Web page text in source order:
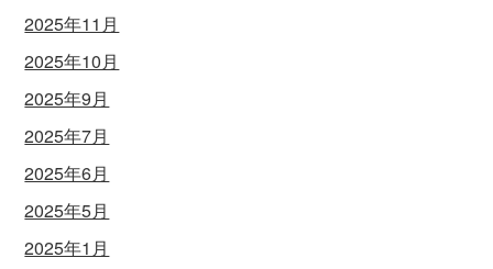
2025年11月
2025年10月
2025年9月
2025年7月
2025年6月
2025年5月
2025年1月